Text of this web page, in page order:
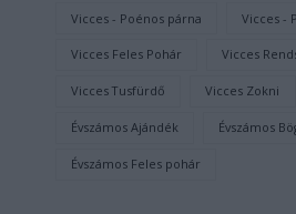
Vicces - Poénos párna Vicces -
Vicces Feles Pohár Vicces
Vicces Tusfürdő Vicces Zokni
Évszámos Ajándék Évszámos
Évszámos Feles pohár